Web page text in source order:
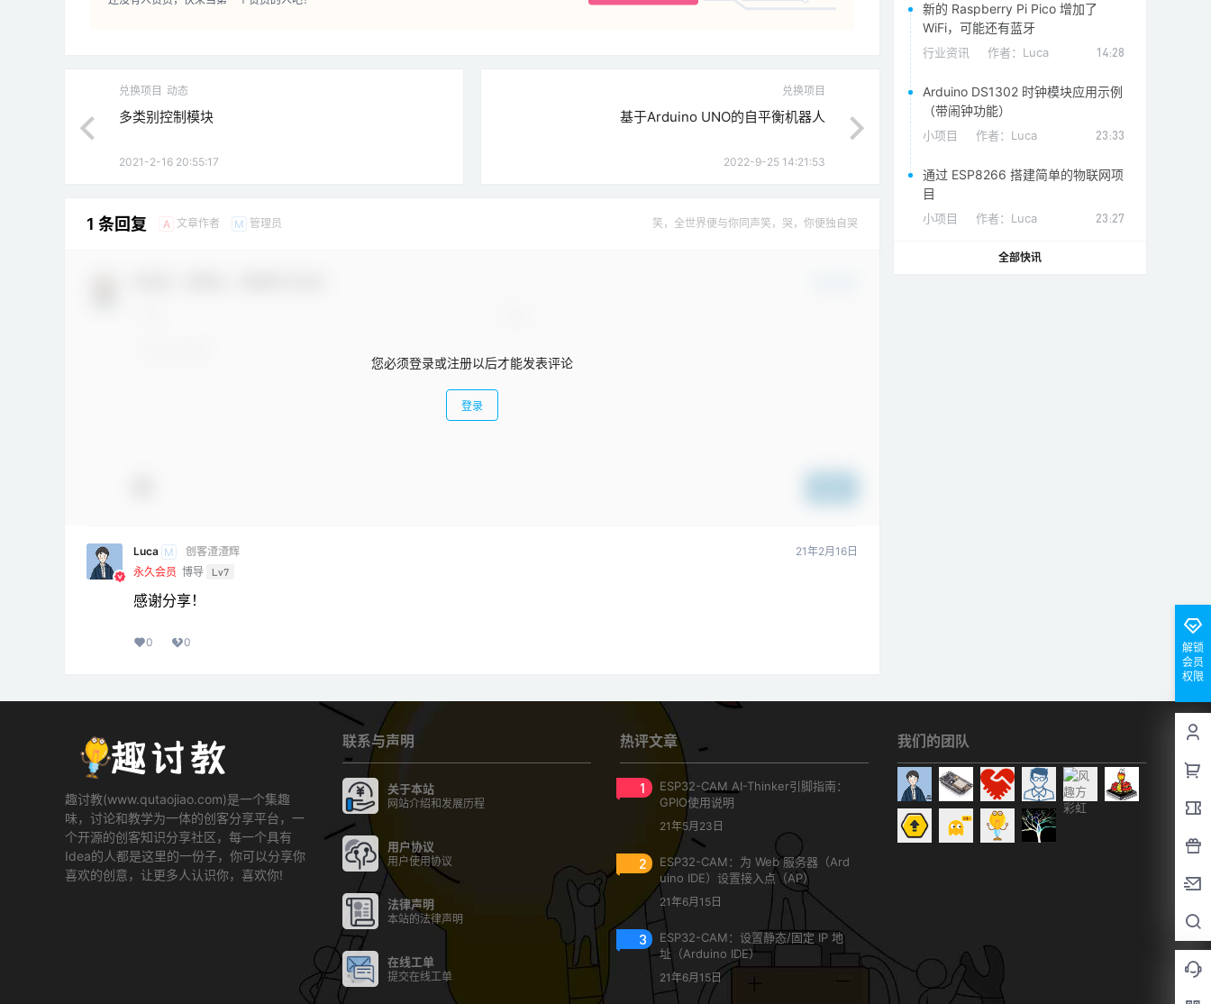
兑换项目 动态
多类别控制模块
2021-2-16 20:55:17
兑换项目
基于Arduino UNO的自平衡机器人
2022-9-25 14:21:53
1 条回复 A 文章作者 M 管理员 笑，全世界便与你同声笑，哭，你便独自哭
您必须登录或注册以后才能发表评论
登录
Luca M
创客渣渣辉
永久会员 博导 Lv7
21年2月16日
感谢分享！
0 0
新的 Raspberry Pi Pico 增加了
WiFi，可能还有蓝牙
行业资讯 作者： Luca 14:28
Arduino DS1302 时钟模块应用示例
（带闹钟功能）
小项目 作者： Luca 23:33
通过 ESP8266 搭建简单的物联网项
目
小项目 作者： Luca 23:27
全部快讯
解锁
会员
权限
趣讨教(www.qutaojiao.com)是一个集趣
味，讨论和教学为一体的创客分享平台，一
个开源的创客知识分享社区，每一个具有
Idea的人都是这里的一份子，你可以分享你
喜欢的创意，让更多人认识你，喜欢你!
联系与声明
关于本站
网站介绍和发展历程
用户协议
用户使用协议
法律声明
本站的法律声明
在线工单
提交在线工单
热评文章
1
ESP32-CAM AI-Thinker引脚指南：
GPIO使用说明
21年5月23日
2
ESP32-CAM：为 Web 服务器（Ard
uino IDE）设置接入点（AP）
21年6月15日
3
ESP32-CAM：设置静态/固定 IP 地
址（Arduino IDE）
21年6月15日
我们的团队